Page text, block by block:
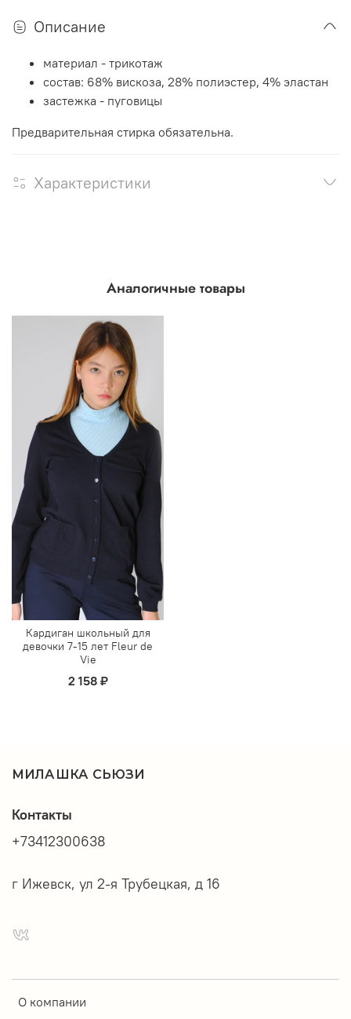
Описание
материал - трикотаж
состав: 68% вискоза, 28% полиэстер, 4% эластан
застежка - пуговицы
Предварительная стирка обязательна.
Характеристики
Аналогичные товары
Кардиган школьный для
девочки 7-15 лет Fleur de
Vie
2 158 ₽
МИЛАШКА СЬЮЗИ
О компании
Контакты
+73412300638
г Ижевск, ул 2-я Трубецкая, д 16